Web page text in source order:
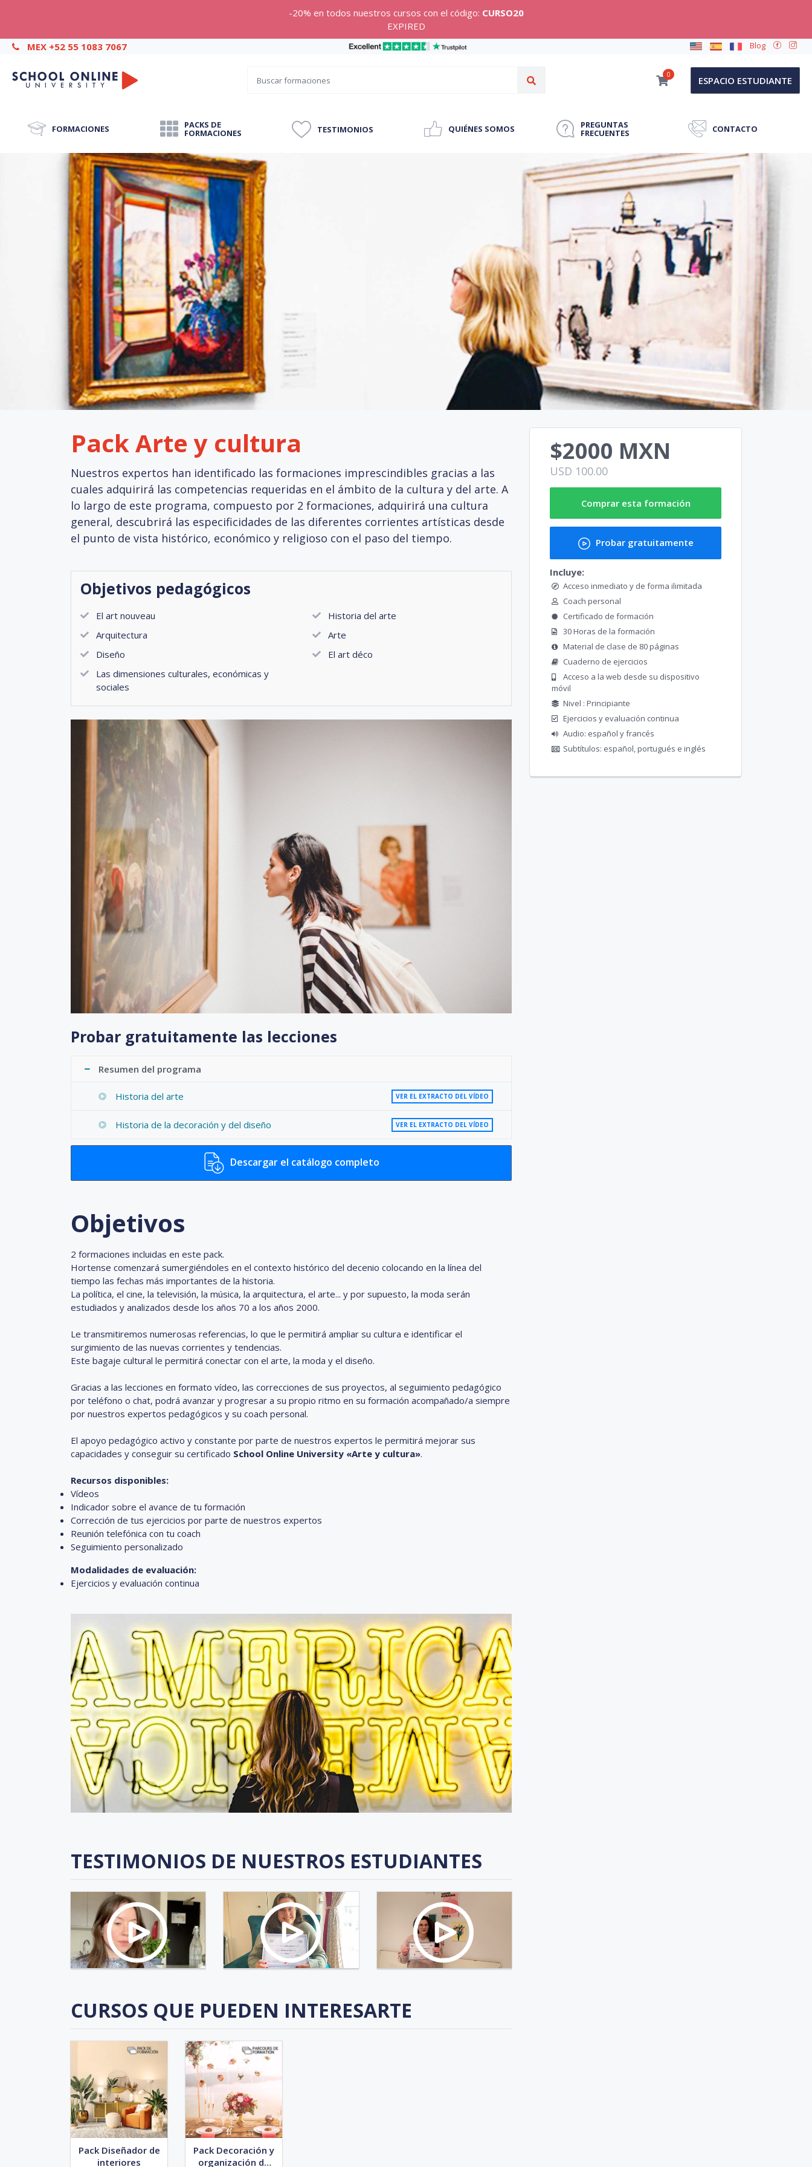
-20% en todos nuestros cursos con el código: CURSO20
EXPIRED
MEX +52 55 1083 7067
Blog
0 ESPACIO ESTUDIANTE
FORMACIONES PACKS DE
FORMACIONES TESTIMONIOS QUIÉNES SOMOS PREGUNTAS
FRECUENTES CONTACTO
Pack Arte y cultura
Nuestros expertos han identificado las formaciones imprescindibles gracias a las
cuales adquirirá las competencias requeridas en el ámbito de la cultura y del arte. A
lo largo de este programa, compuesto por 2 formaciones, adquirirá una cultura
general, descubrirá las especificidades de las diferentes corrientes artísticas desde
el punto de vista histórico, económico y religioso con el paso del tiempo.
Objetivos pedagógicos
El art nouveau
Historia del arte
Arquitectura
Arte
Diseño
El art déco
Las dimensiones culturales, económicas y
sociales
Probar gratuitamente las lecciones
Resumen del programa
Historia del arte VER EL EXTRACTO DEL VÍDEO
Historia de la decoración y del diseño VER EL EXTRACTO DEL VÍDEO
Descargar el catálogo completo
Objetivos
2 formaciones incluidas en este pack.
Hortense comenzará sumergiéndoles en el contexto histórico del decenio colocando en la línea del
tiempo las fechas más importantes de la historia.
La política, el cine, la televisión, la música, la arquitectura, el arte... y por supuesto, la moda serán
estudiados y analizados desde los años 70 a los años 2000.
Le transmitiremos numerosas referencias, lo que le permitirá ampliar su cultura e identificar el
surgimiento de las nuevas corrientes y tendencias.
Este bagaje cultural le permitirá conectar con el arte, la moda y el diseño.
Gracias a las lecciones en formato vídeo, las correcciones de sus proyectos, al seguimiento pedagógico
por teléfono o chat, podrá avanzar y progresar a su propio ritmo en su formación acompañado/a siempre
por nuestros expertos pedagógicos y su coach personal.
El apoyo pedagógico activo y constante por parte de nuestros expertos le permitirá mejorar sus
capacidades y conseguir su certificado School Online University «Arte y cultura».
Recursos disponibles:
Vídeos
Indicador sobre el avance de tu formación
Corrección de tus ejercicios por parte de nuestros expertos
Reunión telefónica con tu coach
Seguimiento personalizado
Modalidades de evaluación:
Ejercicios y evaluación continua
TESTIMONIOS DE NUESTROS ESTUDIANTES
CURSOS QUE PUEDEN INTERESARTE
Pack Diseñador de
interiores
Pack Decoración y
organización de
$2000 MXN
USD 100.00
Comprar esta formación
Probar gratuitamente
Incluye:
Acceso inmediato y de forma ilimitada
Coach personal
Certificado de formación
30 Horas de la formación
Material de clase de 80 páginas
Cuaderno de ejercicios
Acceso a la web desde su dispositivo
móvil
Nivel : Principiante
Ejercicios y evaluación continua
Audio: español y francés
Subtítulos: español, portugués e inglés